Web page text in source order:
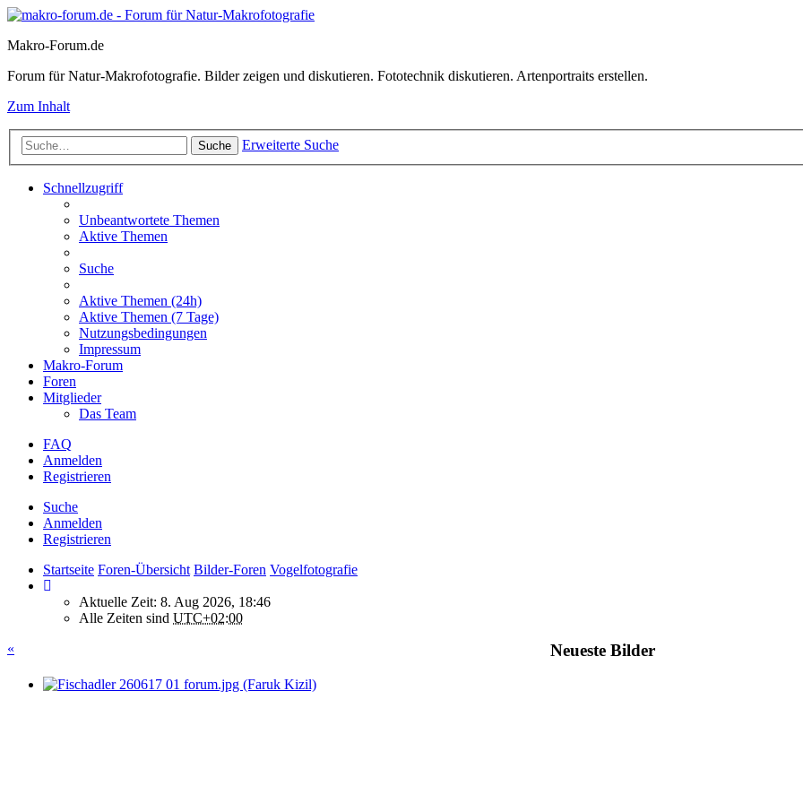
Makro-Forum.de
Forum für Natur-Makrofotografie. Bilder zeigen und diskutieren. Fototechnik diskutieren. Artenportraits erstellen.
Zum Inhalt
Suche Erweiterte Suche
Schnellzugriff
Unbeantwortete Themen
Aktive Themen
Suche
Aktive Themen (24h)
Aktive Themen (7 Tage)
Nutzungsbedingungen
Impressum
Makro-Forum
Foren
Mitglieder
Das Team
FAQ
Anmelden
Registrieren
Suche
Anmelden
Registrieren
Startseite Foren-Übersicht Bilder-Foren Vogelfotografie
Aktuelle Zeit: 8. Aug 2026, 18:46
Alle Zeiten sind UTC+02:00
«
Neueste Bilder